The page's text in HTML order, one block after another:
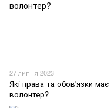
27 липня 2023
Які права та обов'язки має
волонтер?